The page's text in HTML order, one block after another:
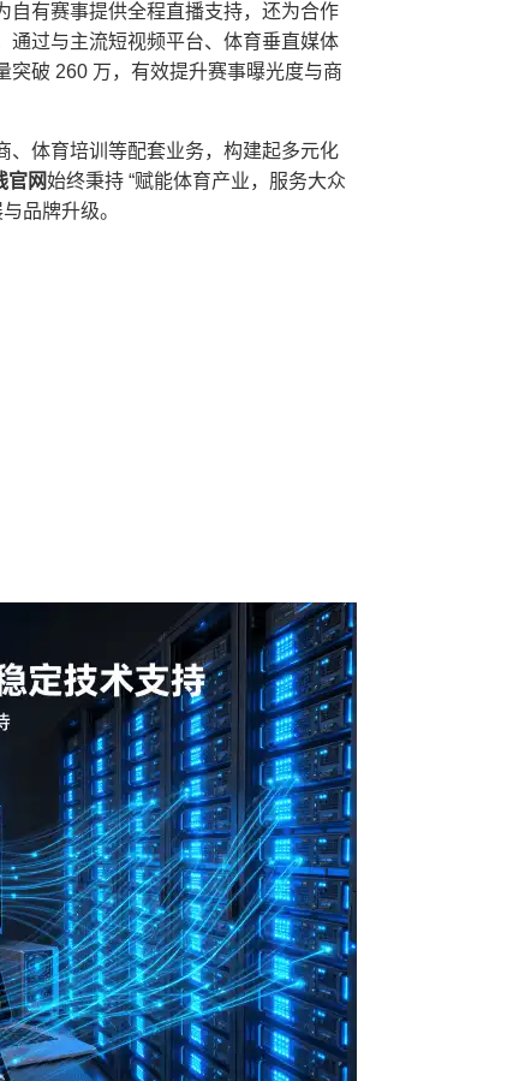
自有赛事提供全程直播支持，还为合作
通过与主流短视频平台、体育垂直媒体
突破 260 万，有效提升赛事曝光度与商
、体育培训等配套业务，构建起多元化
官网始终秉持 “赋能体育产业，服务大众
品牌升级。